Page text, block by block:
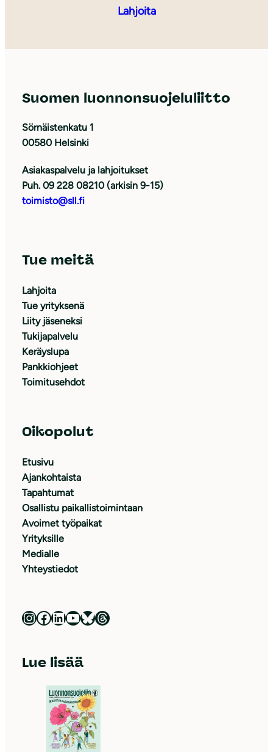
Lahjoita
Suomen luonnonsuojeluliitto
Sörnäistenkatu 1
00580 Helsinki
Asiakaspalvelu ja lahjoitukset
Puh. 09 228 08210 (arkisin 9-15)
toimisto@sll.fi
Tue meitä
Lahjoita
Tue yrityksenä
Liity jäseneksi
Tukijapalvelu
Keräyslupa
Pankkiohjeet
Toimitusehdot
Oikopolut
Etusivu
Ajankohtaista
Tapahtumat
Osallistu paikallistoimintaan
Avoimet työpaikat
Yrityksille
Medialle
Yhteystiedot
Luonnonsuojeluliitto Instagramissa Luonnonsuojeluliitto Facebookissa Luonnonsuojeluliitto LinkedInissä Luonnonsuojeluliiton YouTube-kanava Luonnonsuojeluliitto Blueskyssa Luonnonsuojeluliitto Threadsissa
Lue lisää